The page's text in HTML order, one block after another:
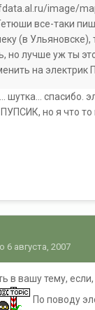
image/
все-таки
(в Ульяновске),
но лучше уж ты
на электрик
шутка... спасибо.
но я что то
6 августа, 2007
в вашу тему,
По поводу